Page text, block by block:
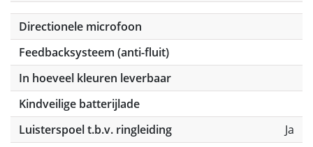
Directionele microfoon
Feedbacksysteem (anti-fluit)
In hoeveel kleuren leverbaar
Kindveilige batterijlade
Luisterspoel t.b.v. ringleiding
Ja